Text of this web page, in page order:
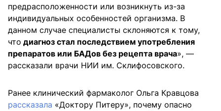
предрасположенности или возникнуть из-за
индивидуальных особенностей организма. В
данном случае специалисты склоняются к тому,
что диагноз стал последствием употребления
препаратов или БАДов без рецепта врача», —
рассказали врачи НИИ им. Склифосовского.
Ранее клинический фармаколог Ольга Кравцова
рассказала «Доктору Питеру», почему опасно